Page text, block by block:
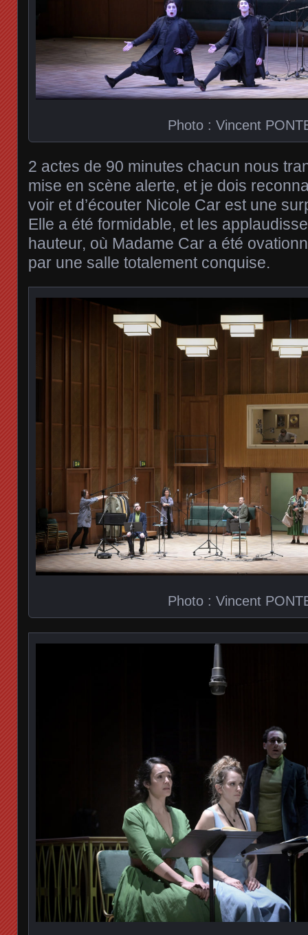
Photo : Vincent
2 actes de 90 minutes chacun nous
mise en scène alerte, et je dois
voir et d’écouter Nicole Car est une
Elle a été formidable, et les
hauteur, où Madame Car a été
par une salle totalement conquise.
Photo : Vincent